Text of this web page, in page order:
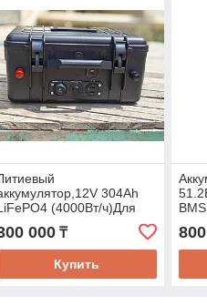
304Ah
(4000Вт/ч)Для
туризма, авто
вебасто,
мотор
000₸
Купить